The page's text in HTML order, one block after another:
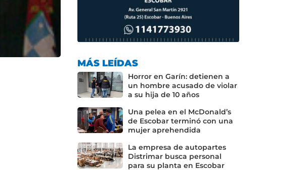
MÁS LEÍDAS
Horror en Garín: detienen a
un hombre acusado de violar
a su hija de 10 años
Una pelea en el McDonald’s
de Escobar terminó con una
mujer aprehendida
La empresa de autopartes
Distrimar busca personal
para su planta en Escobar